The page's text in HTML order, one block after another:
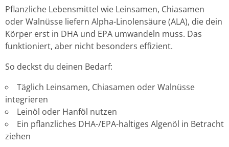
Pflanzliche Lebensmittel wie Leinsamen, Chiasamen
oder Walnüsse liefern Alpha-Linolensäure (ALA), die dein
Körper erst in DHA und EPA umwandeln muss. Das
funktioniert, aber nicht besonders effizient.
So deckst du deinen Bedarf:
Täglich Leinsamen, Chiasamen oder Walnüsse
integrieren
Leinöl oder Hanföl nutzen
Ein pflanzliches DHA-/EPA-haltiges Algenöl in Betracht
ziehen